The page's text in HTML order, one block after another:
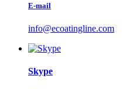
E-mail
info@ecoatingline.com
Skype